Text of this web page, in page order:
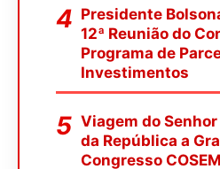
Presidente
12ª Reunião do
Programa de
Investimentos
Viagem do
da República a
Congresso